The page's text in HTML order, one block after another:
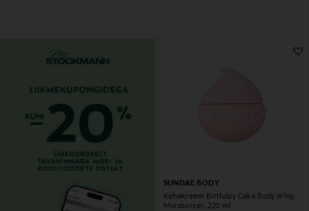
SUNDAE BODY
Kehakreem Birthday Cake Body Whip
Moisturiser, 220 ml